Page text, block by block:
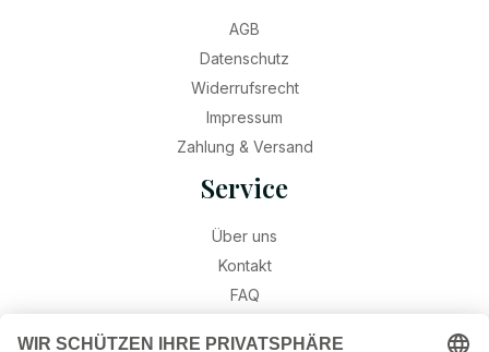
AGB
Datenschutz
Widerrufsrecht
Impressum
Zahlung & Versand
Service
Über uns
Kontakt
FAQ